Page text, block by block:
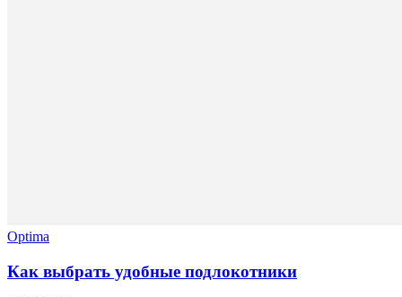
Optima
Как выбрать удобные подлокотники